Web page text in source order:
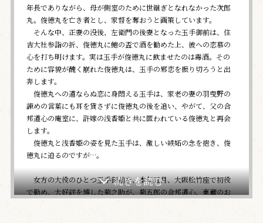
年長でありながら、母が側室のために世継ぎとなれなかった次郎
丸。俊徳丸を亡き者とし、家督を奪おうと画策しています。
そんな中、正妻の没後、左衛門の後妻となった玉手御前は、住
吉大社参詣の折、俊徳丸に鮑の盃で酒を勧めた上、彼への恋慕の
心を打ち明けます。実は玉手が俊徳丸に飲ませたのは毒酒。その
ために容貌が醜く崩れた俊徳丸は、玉手の邪恋を振り切ろうと出
奔します。
俊徳丸への道ならぬ恋に身悶える玉手は、家老の妻の羽曳野の
諫めの言葉にも耳を貸さずに俊徳丸の後を追い、やがて、父の合
邦道心の庵室に、許嫁の浅香姫と共に匿われている俊徳丸と再会
します。
俊徳丸と浅香姫の姿を見た玉手は、激しい嫉妬の念を抱き、俊
徳丸に迫るのですが…。
女方の大役のひとつ玉手御前を、本年五月、大阪松竹座で初役
で勤め、大好評を博した菊之助が、菊五郎の合邦道心、東蔵のお